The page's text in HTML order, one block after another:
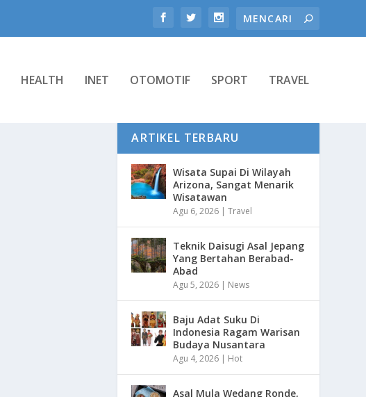
HEALTH INET OTOMOTIF SPORT TRAVEL
ARTIKEL TERBARU
Wisata Supai Di Wilayah
Arizona, Sangat Menarik
Wisatawan
Agu 6, 2026 |Travel
Teknik Daisugi Asal Jepang
Yang Bertahan Berabad-
Abad
Agu 5, 2026 | News
Baju Adat Suku Di
Indonesia Ragam Warisan
Budaya Nusantara
Agu 4, 2026 | Hot
Asal Mula Wedang Ronde,